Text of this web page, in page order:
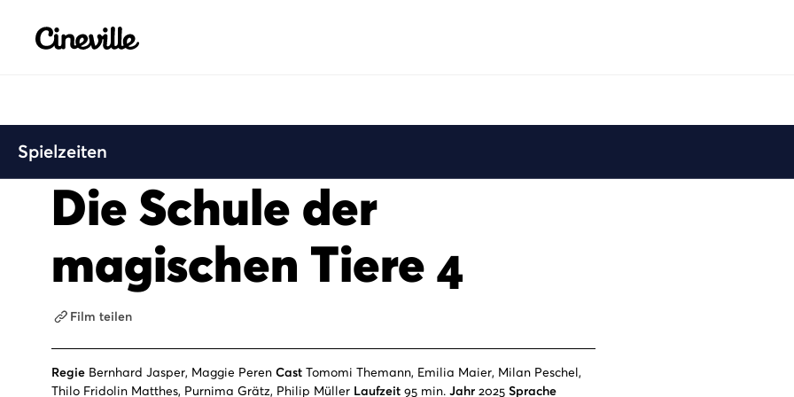
Cineville Logo
Spielzeiten
Die Schule der
magischen Tiere 4
Film teilen
Regie Bernhard Jasper, Maggie Peren Cast Tomomi Themann, Emilia Maier, Milan Peschel,
Thilo Fridolin Matthes, Purnima Grätz, Philip Müller Laufzeit 95 min. Jahr 2025 Sprache